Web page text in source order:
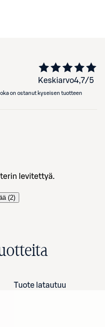
Keskiarvo4,7/5
on ostanut kyseisen tuotteen
levitettyä.
(2)
Tuote latautuu